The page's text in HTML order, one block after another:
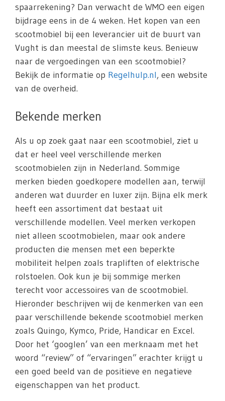
spaarrekening? Dan verwacht de WMO een eigen
bijdrage eens in de 4 weken. Het kopen van een
scootmobiel bij een leverancier uit de buurt van
Vught is dan meestal de slimste keus. Benieuw
naar de vergoedingen van een scootmobiel?
Bekijk de informatie op Regelhulp.nl, een website
van de overheid.
Bekende merken
Als u op zoek gaat naar een scootmobiel, ziet u
dat er heel veel verschillende merken
scootmobielen zijn in Nederland. Sommige
merken bieden goedkopere modellen aan, terwijl
anderen wat duurder en luxer zijn. Bijna elk merk
heeft een assortiment dat bestaat uit
verschillende modellen. Veel merken verkopen
niet alleen scootmobielen, maar ook andere
producten die mensen met een beperkte
mobiliteit helpen zoals trapliften of elektrische
rolstoelen. Ook kun je bij sommige merken
terecht voor accessoires van de scootmobiel.
Hieronder beschrijven wij de kenmerken van een
paar verschillende bekende scootmobiel merken
zoals Quingo, Kymco, Pride, Handicar en Excel.
Door het ‘googlen’ van een merknaam met het
woord “review” of “ervaringen” erachter krijgt u
een goed beeld van de positieve en negatieve
eigenschappen van het product.